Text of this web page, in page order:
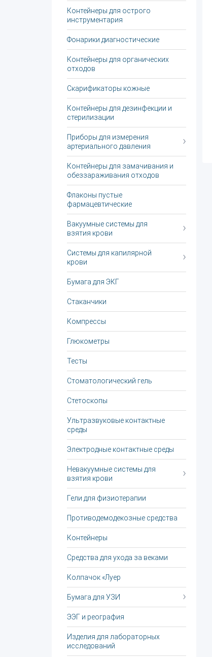
Контейнеры для острого
инструментария
Фонарики диагностические
Контейнеры для органических
отходов
Скарификаторы кожные
Контейнеры для дезинфекции и
стерилизации
Приборы для измерения
артериального давления
Контейнеры для замачивания и
обеззараживания отходов
Флаконы пустые
фармацевтические
Вакуумные системы для
взятия крови
Системы для капилярной
крови
Бумага для ЭКГ
Стаканчики
Компрессы
Глюкометры
Тесты
Стоматологический гель
Стетоскопы
Ультразвуковые контактные
среды
Электродные контактные среды
Невакуумные системы для
взятия крови
Гели для физиотерапии
Противодемодекозные средства
Контейнеры
Средства для ухода за веками
Колпачок «Луер
Бумага для УЗИ
ЭЭГ и реография
Изделия для лабораторных
исследований